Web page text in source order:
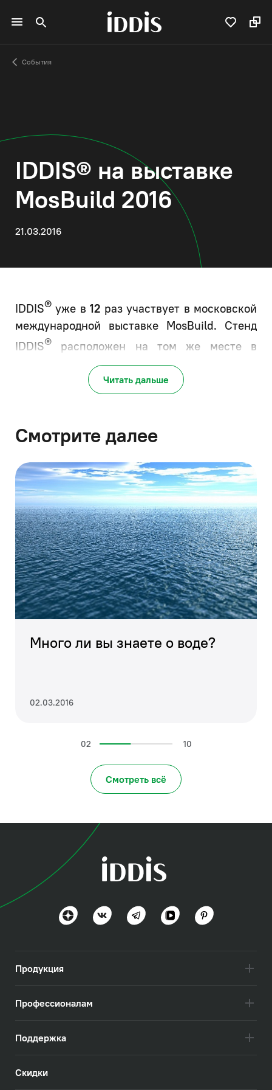
События
IDDIS® на выставке
MosBuild 2016
21.03.2016
IDDIS® уже в12 раз участвует в московской
международной выставке MosBuild. Стенд
IDDIS® расположен на том же месте в
первом павильоне, что и в прошлые годы,
номер стенда также остался неизменным:
. В этом году посетители смогут оценить
получить необходимую консультацию по
сотрудничеству и просто хорошо провести
время с IDDIS®.
На стенде будут представлены новые
продукты, сочетающие в себе
уникальность исполнения, новаторский
дизайн, наряду с функциональностью.
Универсальный смеситель для ванны с
термостатом Uniterm.
также поворотному на 360⁰ изливу и выходу
на лейку, Uniterm способен работать
абсолютно при любом расположении
розеток ХВС/ГВС, в любом доме! С Uniterm
универсальным продуктом.
Читать дальше
Смотрите далее
Много ли вы знаете о воде?
02.03.2016
02 10
Смотреть всё
Продукция
Профессионалам
Поддержка
Скидки